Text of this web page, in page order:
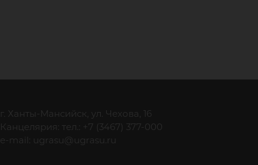
г. Ханты-Мансийск, ул. Чехова, 16
Канцелярия: тел.: +7 (3467) 377-000
e-mail:
ugrasu@ugrasu.ru